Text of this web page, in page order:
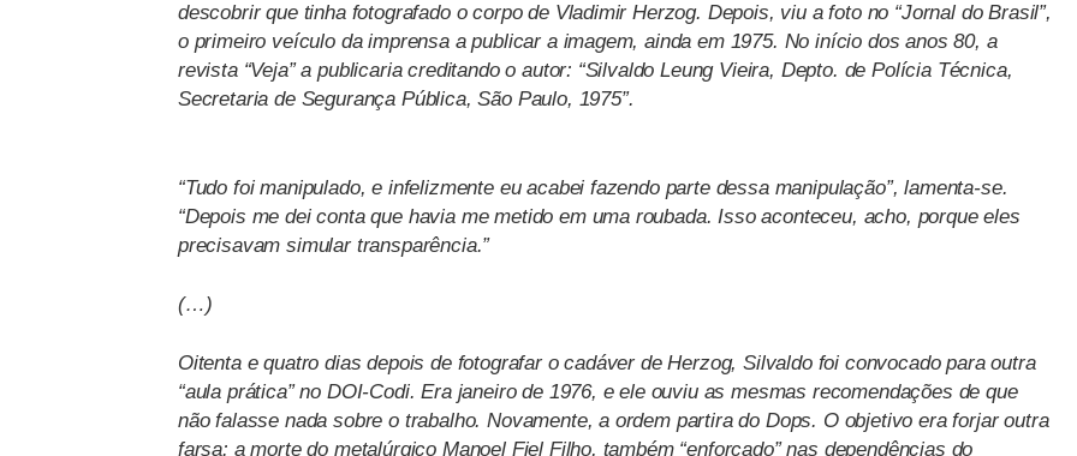
descobrir que tinha fotografado o corpo de Vladimir Herzog. Depois, viu a foto no “Jornal do Brasil”,
o primeiro veículo da imprensa a publicar a imagem, ainda em 1975. No início dos anos 80, a
revista “Veja” a publicaria creditando o autor: “Silvaldo Leung Vieira, Depto. de Polícia Técnica,
Secretaria de Segurança Pública, São Paulo, 1975”.
“Tudo foi manipulado, e infelizmente eu acabei fazendo parte dessa manipulação”, lamenta-se.
“Depois me dei conta que havia me metido em uma roubada. Isso aconteceu, acho, porque eles
precisavam simular transparência.”
(…)
Oitenta e quatro dias depois de fotografar o cadáver de Herzog, Silvaldo foi convocado para outra
“aula prática” no DOI-Codi. Era janeiro de 1976, e ele ouviu as mesmas recomendações de que
não falasse nada sobre o trabalho. Novamente, a ordem partira do Dops. O objetivo era forjar outra
farsa: a morte do metalúrgico Manoel Fiel Filho, também “enforcado” nas dependências do